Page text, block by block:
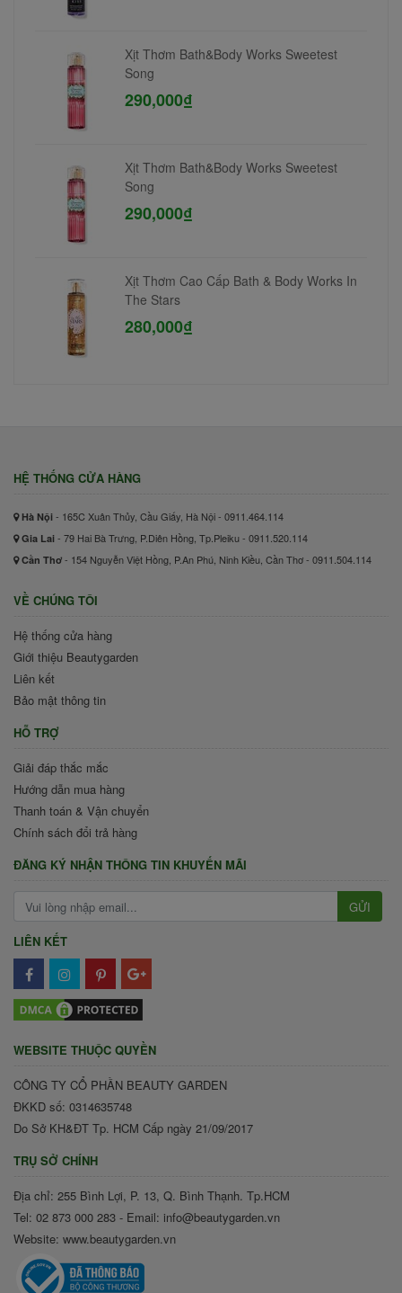
Xịt Thơm Bath&Body Works Sweetest
Song
290,000₫
Xịt Thơm Bath&Body Works Sweetest
Song
290,000₫
Xịt Thơm Cao Cấp Bath & Body Works In
The Stars
280,000₫
HỆ THỐNG CỬA HÀNG
Hà Nội - 165C Xuân Thủy, Cầu Giấy, Hà Nội - 0911.464.114
Gia Lai - 79 Hai Bà Trưng, P.Diên Hồng, Tp.Pleiku - 0911.520.114
Cần Thơ - 154 Nguyễn Việt Hồng, P.An Phú, Ninh Kiều, Cần Thơ - 0911.504.114
VỀ CHÚNG TÔI
Hệ thống cửa hàng
Giới thiệu Beautygarden
Liên kết
Bảo mật thông tin
HỖ TRỢ
Giải đáp thắc mắc
Hướng dẫn mua hàng
Thanh toán & Vận chuyển
Chính sách đổi trả hàng
ĐĂNG KÝ NHẬN THÔNG TIN KHUYẾN MÃI
GỬI
LIÊN KẾT
WEBSITE THUỘC QUYỀN
CÔNG TY CỔ PHẦN BEAUTY GARDEN
ĐKKD số: 0314635748
Do Sở KH&ĐT Tp. HCM Cấp ngày 21/09/2017
TRỤ SỞ CHÍNH
Địa chỉ: 255 Bình Lợi, P. 13, Q. Bình Thạnh. Tp.HCM
Tel: 02 873 000 283 - Email: info@beautygarden.vn
Website: www.beautygarden.vn